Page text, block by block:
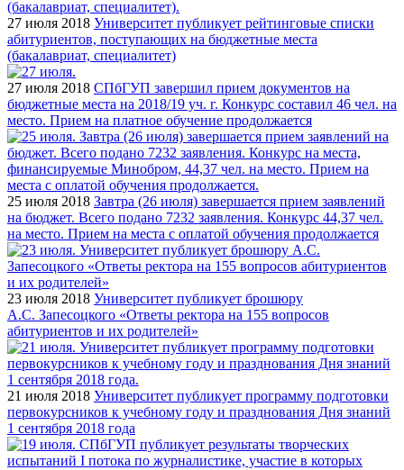
27 июля 2018 Университет публикует рейтинговые списки
абитуриентов, поступающих на бюджетные места
(бакалавриат, специалитет)
27 июля 2018 СПбГУП завершил прием документов на
бюджетные места на 2018/19 уч. г. Конкурс составил 46 чел. на
место. Прием на платное обучение продолжается
25 июля 2018 Завтра (26 июля) завершается прием заявлений
на бюджет. Всего подано 7232 заявления. Конкурс 44,37 чел.
на место. Прием на места с оплатой обучения продолжается
23 июля 2018 Университет публикует брошюру
А.С. Запесоцкого «Ответы ректора на 155 вопросов
абитуриентов и их родителей»
21 июля 2018 Университет публикует программу подготовки
первокурсников к учебному году и празднования Дня знаний
1 сентября 2018 года